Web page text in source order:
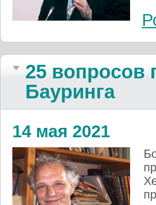
25 вопросов
Бауринга
14 мая 2021